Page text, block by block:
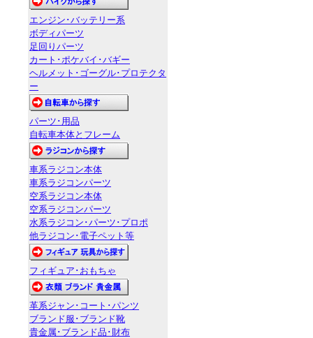
エンジン･バッテリー系
ボディパーツ
足回りパーツ
カート･ポケバイ･バギー
ヘルメット･ゴーグル･プロテクタ
ー
パーツ･用品
自転車本体とフレーム
車系ラジコン本体
車系ラジコンパーツ
空系ラジコン本体
空系ラジコンパーツ
水系ラジコン･パーツ･プロポ
他ラジコン･電子ペット等
フィギュア･おもちゃ
革系ジャン･コート･パンツ
ブランド服･ブランド靴
貴金属･ブランド品･財布